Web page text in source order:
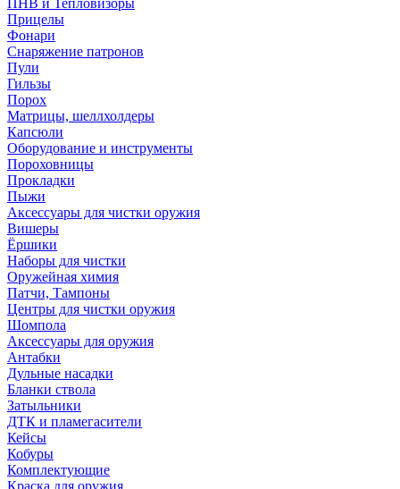
ПНВ и Тепловизоры
Прицелы
Фонари
Снаряжение патронов
Пули
Гильзы
Порох
Матрицы, шеллхолдеры
Капсюли
Оборудование и инструменты
Пороховницы
Прокладки
Пыжи
Аксессуары для чистки оружия
Вишеры
Ёршики
Наборы для чистки
Оружейная химия
Патчи, Тампоны
Центры для чистки оружия
Шомпола
Аксессуары для оружия
Антабки
Дульные насадки
Бланки ствола
Затыльники
ДТК и пламегасители
Кейсы
Кобуры
Комплектующие
Краска для оружия